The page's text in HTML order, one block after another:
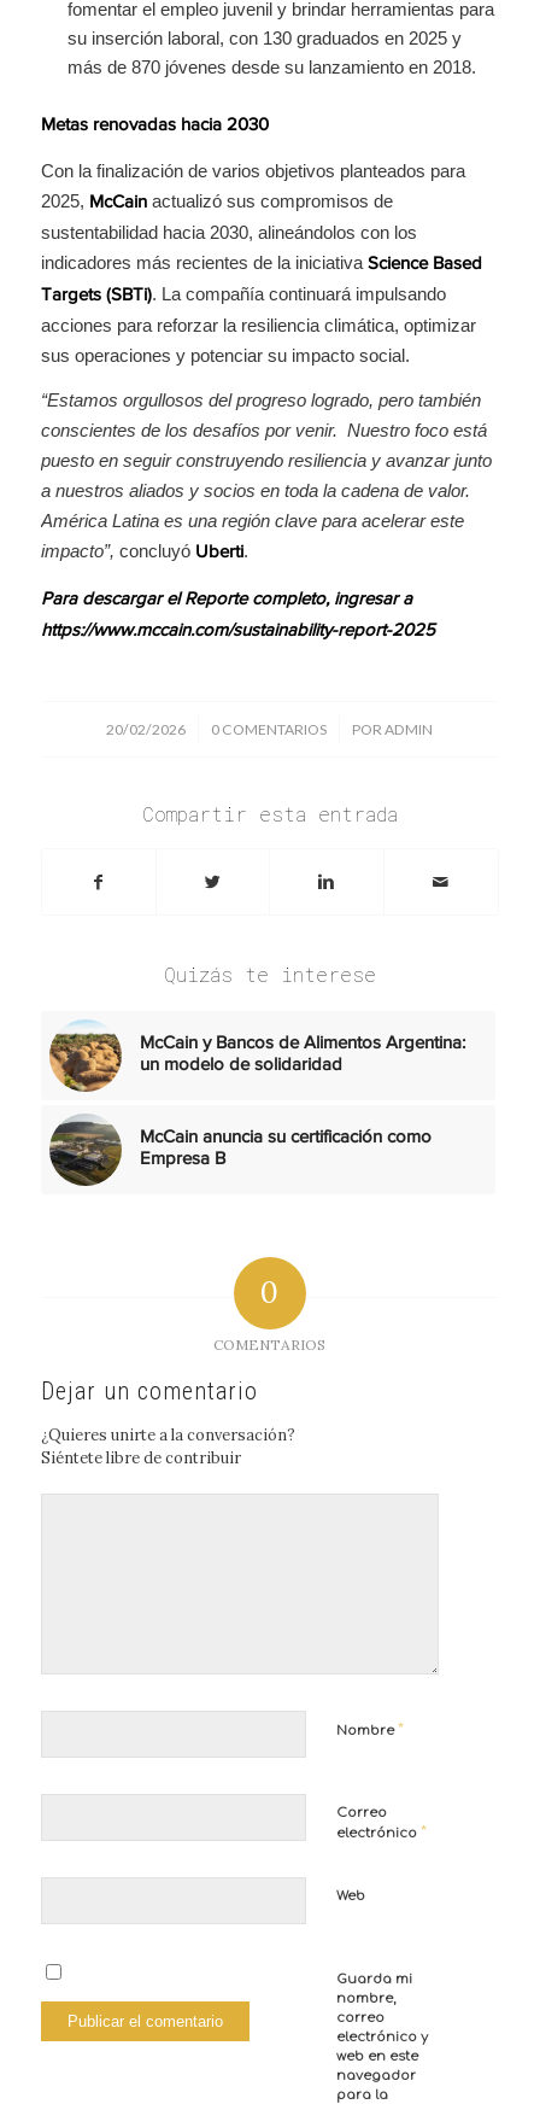
fomentar el empleo juvenil y brindar herramientas para
su inserción laboral, con 130 graduados en 2025 y
más de 870 jóvenes desde su lanzamiento en 2018.
Metas renovadas hacia 2030
Con la finalización de varios objetivos planteados para
2025, McCainactualizó sus compromisos de
sustentabilidad hacia 2030, alineándolos con los
indicadores más recientes de la iniciativa Science Based
Targets (SBTi). La compañía continuará impulsando
acciones para reforzar la resiliencia climática, optimizar
sus operaciones y potenciar su impacto social.
“Estamos orgullosos del progreso logrado, pero también
conscientes de los desafíos por venir. Nuestro foco está
puesto en seguir construyendo resiliencia y avanzar junto
a nuestros aliados y socios en toda la cadena de valor.
América Latina es una región clave para acelerar este
impacto”, concluyó Uberti.
Para descargar el Reporte completo, ingresar a
https://www.mccain.com/sustainability-report-2025
20/02/2026
/ 0 COMENTARIOS
/ PORADMIN
Compartir esta entrada
Quizás te interese
McCain y Bancos de Alimentos Argentina:
un modelo de solidaridad
McCain anuncia su certificación como
Empresa B
0
COMENTARIOS
Dejar un comentario
¿Quieres unirte a la conversación?
Siéntete libre de contribuir
Nombre*
Correo
electrónico *
Web
Guarda mi
nombre,
correo
electrónico y
web en este
navegador
para la